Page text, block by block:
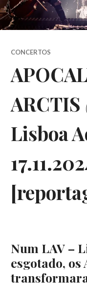
CONCERTOS
ARCTIS
Lisboa
Num LAV –
esgotado, os